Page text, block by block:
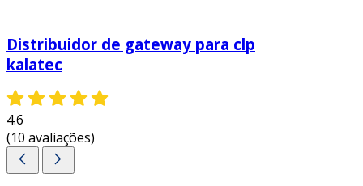
Distribuidor de gateway para clp
kalatec
4.6
(10 avaliações)